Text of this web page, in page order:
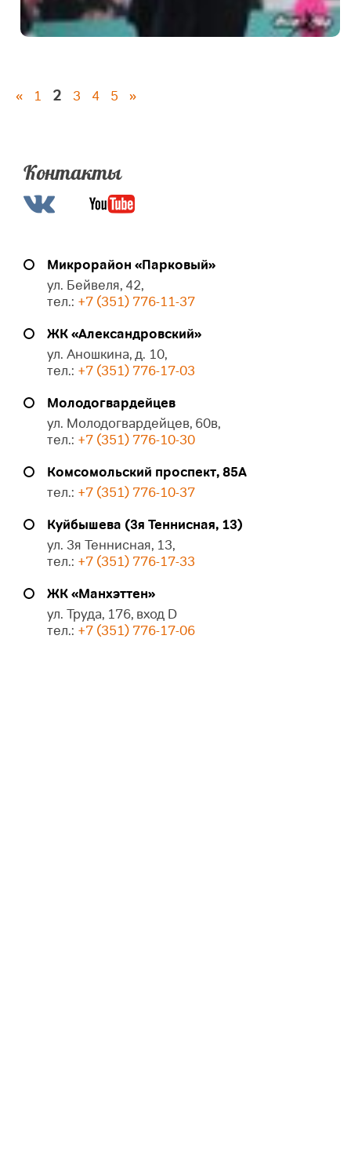
« 1 2 3 4 5 »
Контакты
Микрорайон «Парковый»
ул. Бейвеля, 42,
тел.: +7 (351) 776-11-37
ЖК «Александровский»
ул. Аношкина, д. 10,
тел.: +7 (351) 776-17-03
Молодогвардейцев
ул. Молодогвардейцев, 60в,
тел.: +7 (351) 776-10-30
Комсомольский проспект, 85А
тел.: +7 (351) 776-10-37
Куйбышева (3я Теннисная, 13)
ул. 3я Теннисная, 13,
тел.: +7 (351) 776-17-33
ЖК «Манхэттен»
ул. Труда, 176, вход D
тел.: +7 (351) 776-17-06